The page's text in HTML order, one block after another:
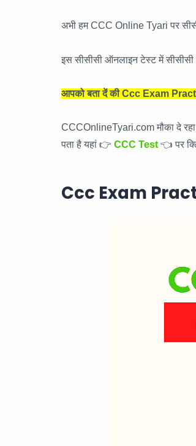
अभी हम CCC Online Tyari पर
इस सीसीसी ऑनलाइन टेस्ट में सीसीसी
आपको बता दें की Ccc Exam
CCCOnlineTyari.com मौका दे
पता है यहां 👉 CCC Test 👈 पर
Ccc Exam